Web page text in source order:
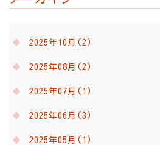
2025年10月(2)
2025年08月(2)
2025年07月(1)
2025年06月(3)
2025年05月(1)